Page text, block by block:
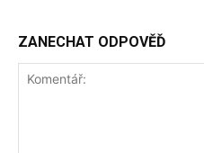
ZANECHAT ODPOVĚĎ